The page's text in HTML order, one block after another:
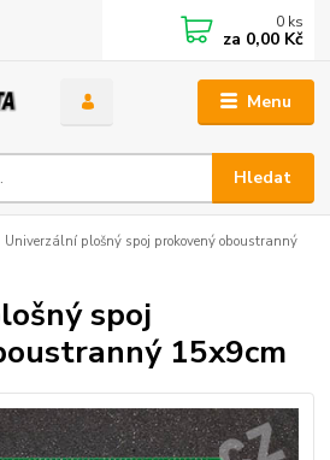
Menu
Hledat
0 ks
za 0,00 Kč
Univerzální plošný spoj prokovený oboustranný
spoj
15x9cm